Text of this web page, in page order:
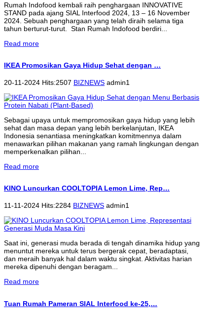
Rumah Indofood kembali raih penghargaan INNOVATIVE
STAND pada ajang SIAL Interfood 2024, 13 – 16 November
2024. Sebuah penghargaan yang telah diraih selama tiga
tahun berturut-turut. Stan Rumah Indofood berdiri...
Read more
IKEA Promosikan Gaya Hidup Sehat dengan …
20-11-2024 Hits:2507 BIZNEWS admin1
Sebagai upaya untuk mempromosikan gaya hidup yang lebih
sehat dan masa depan yang lebih berkelanjutan, IKEA
Indonesia senantiasa meningkatkan komitmennya dalam
menawarkan pilihan makanan yang ramah lingkungan dengan
memperkenalkan pilihan...
Read more
KINO Luncurkan COOLTOPIA Lemon Lime, Rep…
11-11-2024 Hits:2284 BIZNEWS admin1
Saat ini, generasi muda berada di tengah dinamika hidup yang
menuntut mereka untuk terus bergerak cepat, beradaptasi,
dan meraih banyak hal dalam waktu singkat. Aktivitas harian
mereka dipenuhi dengan beragam...
Read more
Tuan Rumah Pameran SIAL Interfood ke-25,…